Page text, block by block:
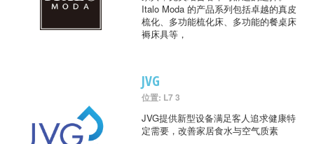
Italo Moda 的产品系列包括卓越的真皮
梳化、多功能梳化床、多功能的餐桌床
褥床具等，
JVG
位置: L7 3
JVG提供新型设备满足客人追求健康特
定需要，改善家居食水与空气质素